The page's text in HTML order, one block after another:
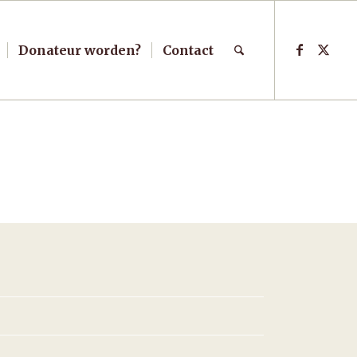
Donateur worden? Contact